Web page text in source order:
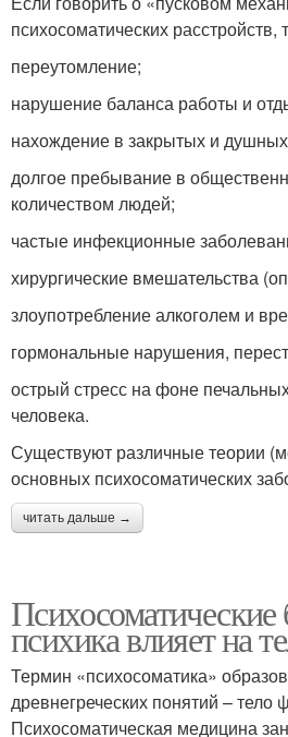
психосоматических расстройств,
переутомление;
нарушение баланса работы и
нахождение в закрытых и
долгое пребывание в
количеством людей;
частые инфекционные
хирургические вмешательства
злоупотребление алкоголем и
гормональные нарушения,
острый стресс на фоне
человека.
Существуют различные теории
основных психосоматических
читать дальше →
Психосоматические
психика влияет на
Термин «психосоматика»
древнегреческих понятий –
Психосоматическая медицина